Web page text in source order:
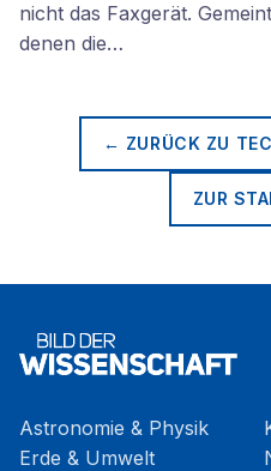
nicht das Faxgerät.
denen die…
← ZURÜCK ZU
ZUR
Astronomie & Physik
Erde & Umwelt